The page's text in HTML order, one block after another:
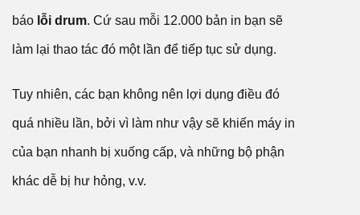
báo lỗi drum. Cứ sau mỗi 12.000 bản in bạn sẽ
làm lại thao tác đó một lần để tiếp tục sử dụng.
Tuy nhiên, các bạn không nên lợi dụng điều đó
quá nhiều lần, bởi vì làm như vậy sẽ khiến máy in
của bạn nhanh bị xuống cấp, và những bộ phận
khác dễ bị hư hỏng, v.v.